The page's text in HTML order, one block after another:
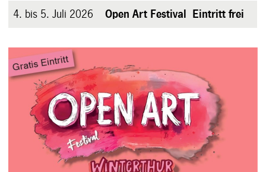
4. bis 5. Juli 2026 Open Art Festival Eintritt frei